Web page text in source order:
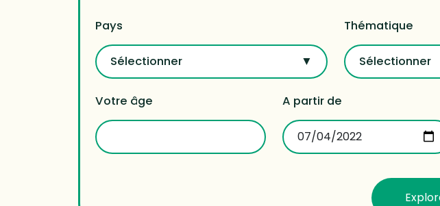
Pays
Sélectionner
Thématique
Sélectionner
Votre âge
A partir de